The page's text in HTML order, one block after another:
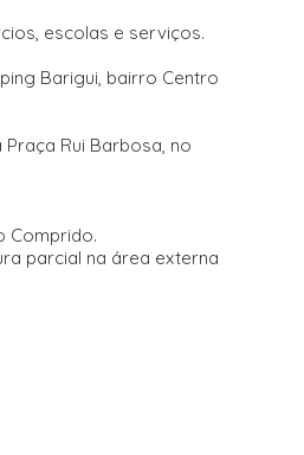
escolas e serviços.
Barigui, bairro Centro
Rui Barbosa, no
Comprido.
parcial na área externa